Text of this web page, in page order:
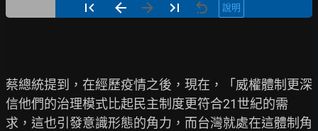
說明
蔡總統提到，在經歷疫情之後，現在，「威權體制更深
信他們的治理模式比起民主制度更符合21世紀的需
求，這也引發意識形態的角力，而台灣就處在這體制角